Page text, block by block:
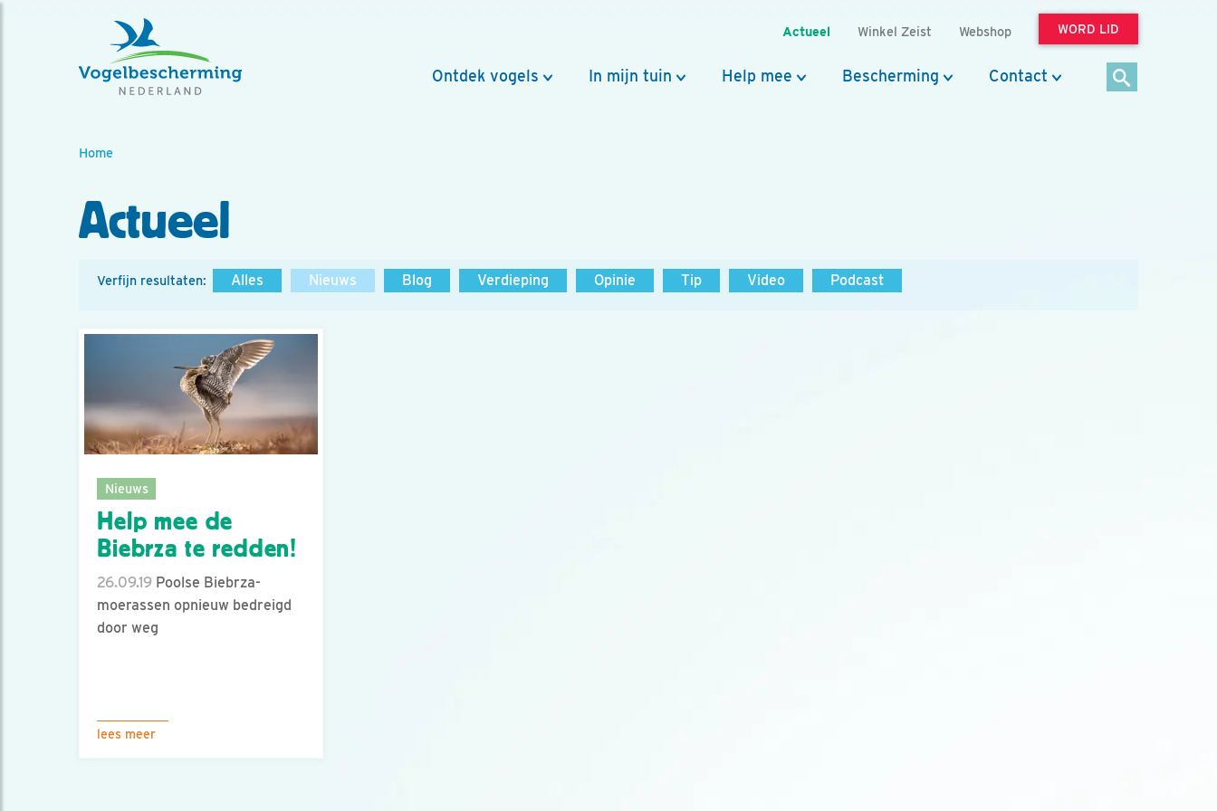
Actueel Winkel Zeist Webshop WORD LID
Ontdek vogels In mijn tuin Help mee Bescherming Contact
Home
Actueel
Verfijn resultaten: Alles Nieuws Blog Verdieping Opinie Tip Video Podcast
Nieuws
Help mee de
Biebrza te redden!
26.09.19 Poolse Biebrza-
moerassen opnieuw bedreigd
door weg
lees meer